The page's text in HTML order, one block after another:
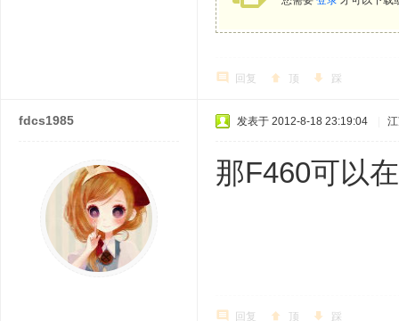
回复 顶 踩
fdcs1985 发表于 2012-8-18 23:19:04
那F460可以
回复 顶 踩